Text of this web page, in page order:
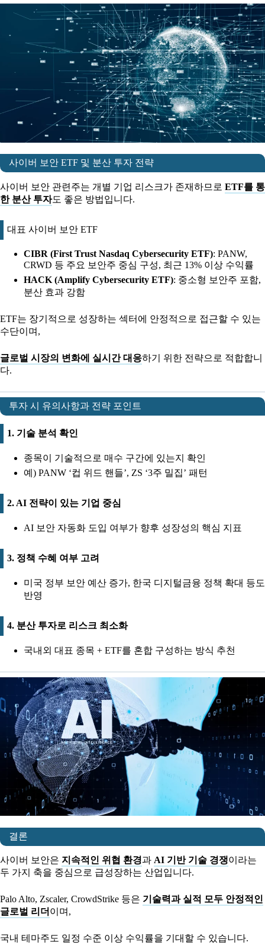
사이버 보안 ETF 및 분산 투자 전략
사이버 보안 관련주는 개별 기업 리스크가 존재하므로 ETF를 통
한 분산 투자도 좋은 방법입니다.
대표 사이버 보안 ETF
CIBR (First Trust Nasdaq Cybersecurity ETF): PANW,
CRWD 등 주요 보안주 중심 구성, 최근 13% 이상 수익률
HACK (Amplify Cybersecurity ETF): 중소형 보안주 포함,
분산 효과 강함
ETF는 장기적으로 성장하는 섹터에 안정적으로 접근할 수 있는
수단이며,
글로벌 시장의 변화에 실시간 대응하기 위한 전략으로 적합합니
다.
투자 시 유의사항과 전략 포인트
1. 기술 분석 확인
종목이 기술적으로 매수 구간에 있는지 확인
예) PANW ‘컵 위드 핸들’, ZS ‘3주 밀집’ 패턴
2. AI 전략이 있는 기업 중심
AI 보안 자동화 도입 여부가 향후 성장성의 핵심 지표
3. 정책 수혜 여부 고려
미국 정부 보안 예산 증가, 한국 디지털금융 정책 확대 등도
반영
4. 분산 투자로 리스크 최소화
국내외 대표 종목 + ETF를 혼합 구성하는 방식 추천
결론
사이버 보안은 지속적인 위협 환경과 AI 기반 기술 경쟁이라는
두 가지 축을 중심으로 급성장하는 산업입니다.
Palo Alto, Zscaler, CrowdStrike 등은 기술력과 실적 모두 안정적인
글로벌 리더 이며,
국내 테마주도 일정 수준 이상 수익률을 기대할 수 있습니다.